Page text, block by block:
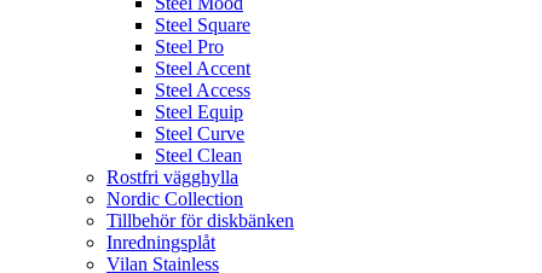
Steel Square
Steel Pro
Steel Accent
Steel Access
Steel Equip
Steel Curve
Steel Clean
Rostfri vägghylla
Nordic Collection
Tillbehör för diskbänken
Inredningsplåt
Vilan Stainless